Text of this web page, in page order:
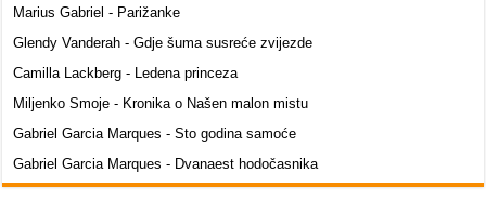
Marius Gabriel - Parižanke
Glendy Vanderah - Gdje šuma susreće zvijezde
Camilla Lackberg - Ledena princeza
Miljenko Smoje - Kronika o Našen malon mistu
Gabriel Garcia Marques - Sto godina samoće
Gabriel Garcia Marques - Dvanaest hodočasnika